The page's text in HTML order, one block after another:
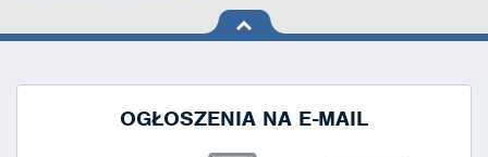
na górę
OGŁOSZENIA NA E-MAIL